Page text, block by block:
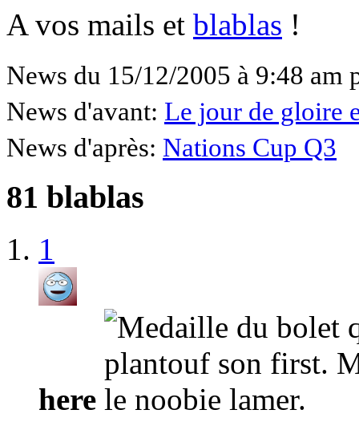
A vos mails et blablas !
News du 15/12/2005 à 9:48 am
News d'avant: Le jour de gloire
News d'après: Nations Cup Q3
81 blablas
1
here